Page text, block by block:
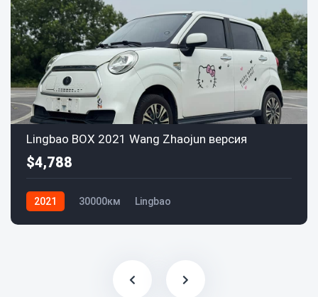
Lingbao BOX 2021 Wang Zhaojun версия
$4,788
2021 30000км Lingbao